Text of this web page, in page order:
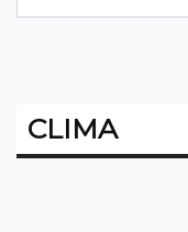
CLIMA